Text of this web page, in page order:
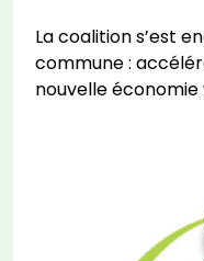
La coalition s’est
commune :
nouvelle économie